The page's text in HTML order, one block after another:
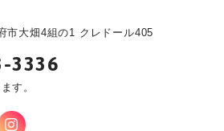
市大畑4組の1 クレドール405
3336
す。